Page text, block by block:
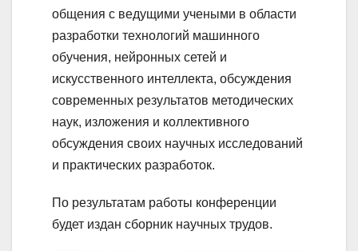
общения с ведущими учеными в области
разработки технологий машинного
обучения, нейронных сетей и
искусственного интеллекта, обсуждения
современных результатов методических
наук, изложения и коллективного
обсуждения своих научных исследований
и практических разработок.
По результатам работы конференции
будет издан сборник научных трудов.